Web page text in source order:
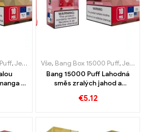
,Jednorázové e-cigarety Švédsko ,
v
Vše, Bang Box 15000 Puff,Jednorázové e-cigarety Švédsko
Bang 15000 Puff Lahodná
směs zralých jahod a
€5.12